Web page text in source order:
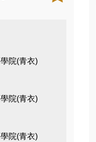
入/
課程
院(青衣)
院(青衣)
院(青衣)